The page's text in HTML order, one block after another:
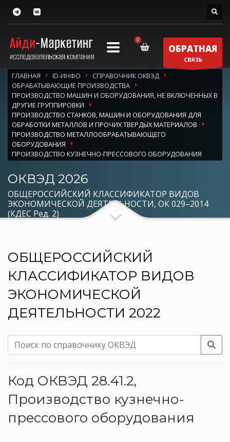
ОБРАТНАЯ
СВЯЗЬ
ГЛАВНАЯ ID-ИНФО
СПРАВОЧНИК ОКВЭД
ОБРАБАТЫВАЮЩИЕ ПРОИЗВОДСТВА
ПРОИЗВОДСТВО МАШИН И ОБОРУДОВАНИЯ, НЕ ВКЛЮЧЕННЫХ В
ДРУГИЕ ГРУППИРОВКИ
ПРОИЗВОДСТВО СТАНКОВ, МАШИН И ОБОРУДОВАНИЯ ДЛЯ
ОБРАБОТКИ МЕТАЛЛОВ И ПРОЧИХ ТВЕРДЫХ МАТЕРИАЛОВ
ПРОИЗВОДСТВО МЕТАЛЛООБРАБАТЫВАЮЩЕГО
ОБОРУДОВАНИЯ
ПРОИЗВОДСТВО КУЗНЕЧНО-ПРЕССОВОГО ОБОРУДОВАНИЯ
ОКВЭД 2026
ОБЩЕРОССИЙСКИЙ КЛАССИФИКАТОР ВИДОВ
ЭКОНОМИЧЕСКОЙ ДЕЯТЕЛЬНОСТИ, ОК 029–2014
(КДЕС Ред. 2)
ОБЩЕРОССИЙСКИЙ
КЛАССИФИКАТОР ВИДОВ
ЭКОНОМИЧЕСКОЙ
ДЕЯТЕЛЬНОСТИ 2022
Код ОКВЭД 28.41.2,
Производство кузнечно-
прессового оборудования